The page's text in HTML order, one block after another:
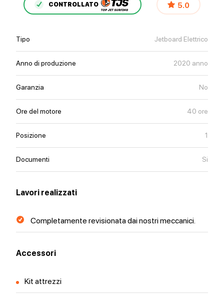
CONTROLLATO 5.0
Tipo Jetboard Elettrico
Anno di produzione 2020 anno
Garanzia No
Ore del motore 40 ore
Posizione 1
Documenti Si
Lavori realizzati
Completamente revisionata dai nostri meccanici.
Accessori
Kit attrezzi